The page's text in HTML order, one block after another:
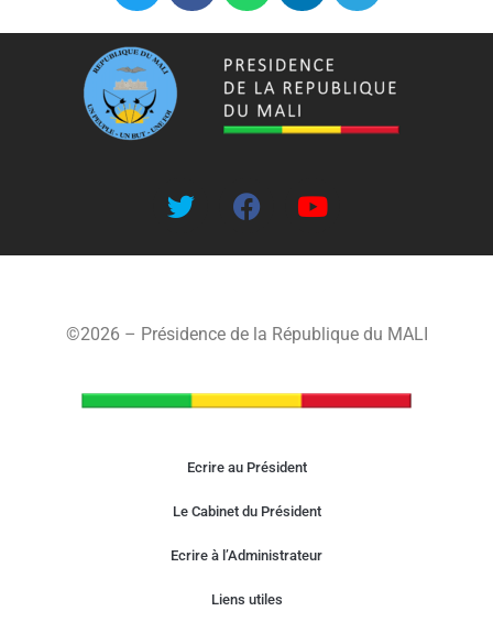
©2026 – Présidence de la République du MALI
Ecrire au Président
Le Cabinet du Président
Ecrire à l’Administrateur
Liens utiles